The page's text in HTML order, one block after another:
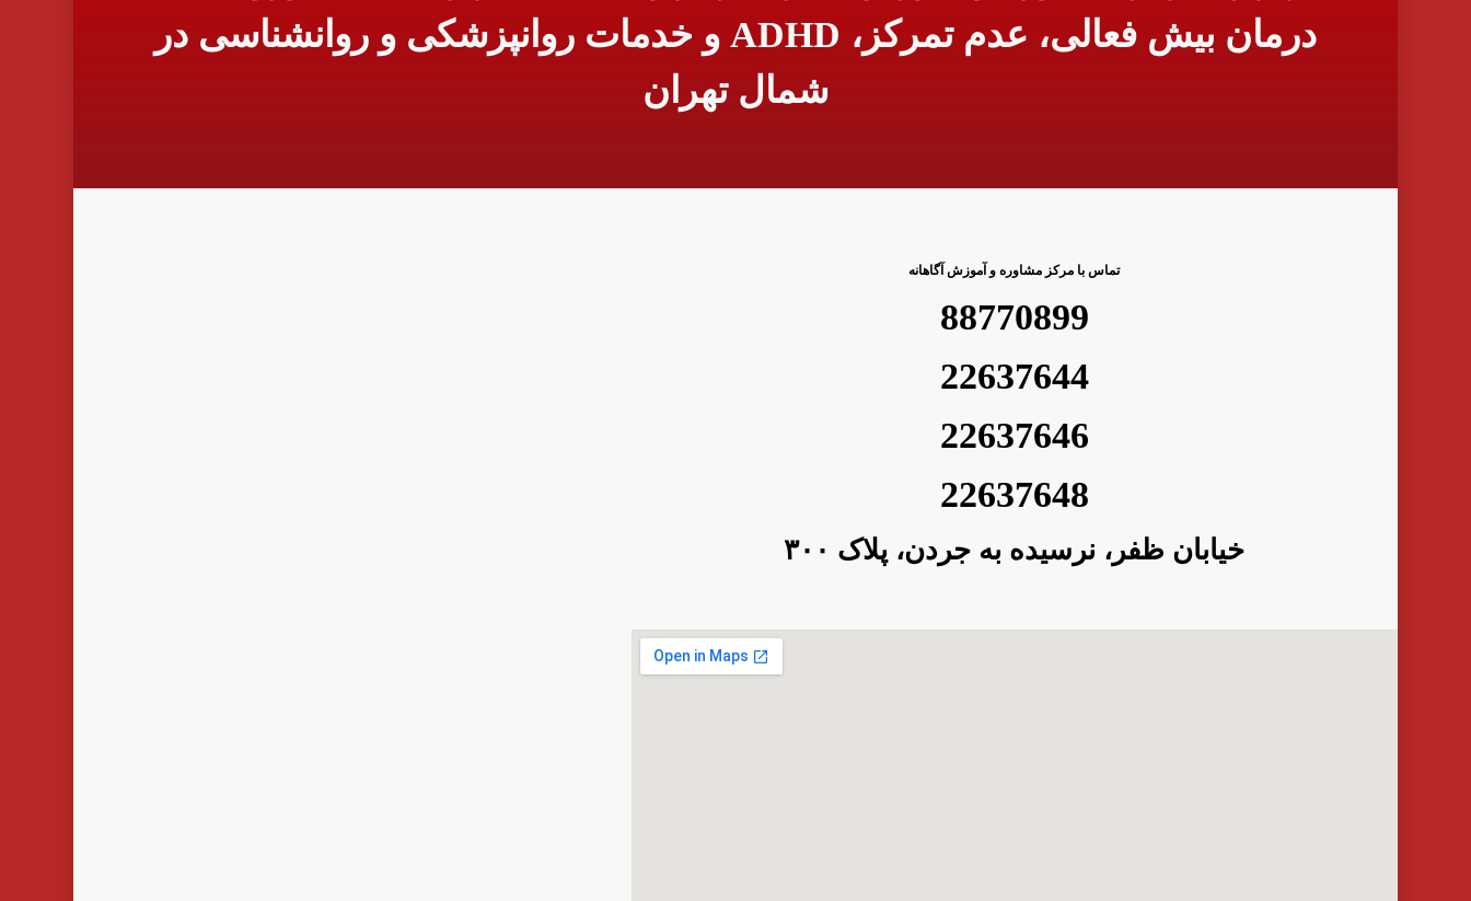
درمان بیش فعالی، عدم تمرکز، ADHD و خدمات روانپزشکی و روانشناسی در
شمال تهران
تماس با مرکز مشاوره و آموزش آگاهانه
88770899
22637644
22637646
22637648
خیابان ظفر، نرسیده به جردن، پلاک ۳۰۰